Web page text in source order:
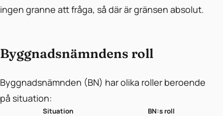
ingen granne att fråga, så där är gränsen absolut.
Byggnadsnämndens roll
Byggnadsnämnden (BN) har olika roller beroende
på situation:
Situation
BN:s roll